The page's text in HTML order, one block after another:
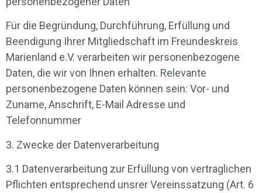
Für die Begründung, Durchführung, Erfüllung und
Beendigung Ihrer Mitgliedschaft im Freundeskreis
Marienland e.V. verarbeiten wir personenbezogene
Daten, die wir von Ihnen erhalten. Relevante
personenbezogene Daten können sein: Vor- und
Zuname, Anschrift, E-Mail Adresse und
Telefonnummer
3. Zwecke der Datenverarbeitung
3.1 Datenverarbeitung zur Erfüllung von vertraglichen
Pflichten entsprechend unsrer Vereinssatzung (Art. 6